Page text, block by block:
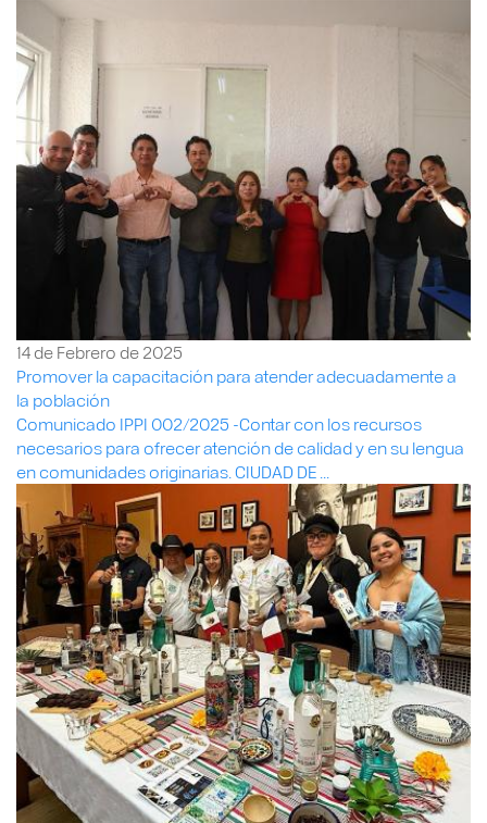
14 de Febrero de 2025
Promover la capacitación para atender adecuadamente a
la población
Comunicado IPPI 002/2025 -Contar con los recursos
necesarios para ofrecer atención de calidad y en su lengua
en comunidades originarias. CIUDAD DE ...